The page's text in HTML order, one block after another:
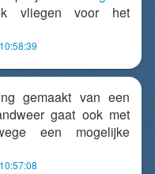
vliegen voor het
gemaakt van een
gaat ook met
een mogelijke